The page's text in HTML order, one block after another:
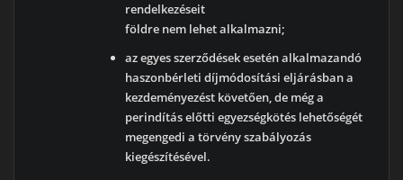
rendelkezéseit
földre nem lehet alkalmazni;
az egyes szerződések esetén alkalmazandó
haszonbérleti díjmódosítási eljárásban a
kezdeményezést követően, de még a
perindítás előtti egyezségkötés lehetőségét
megengedi a törvény szabályozás
kiegészítésével.